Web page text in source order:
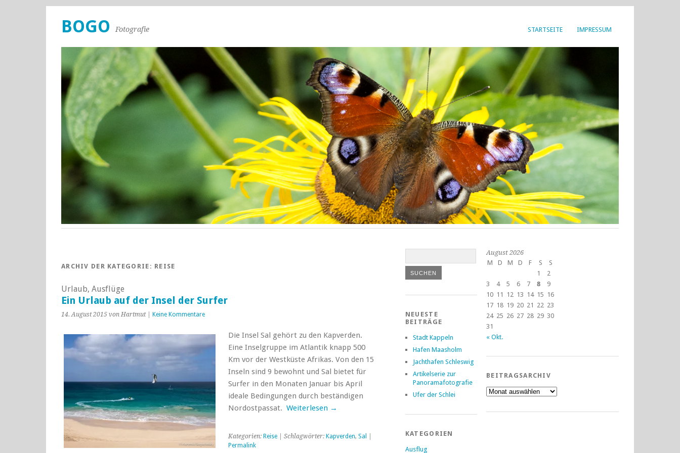
STARTSEITE IMPRESSUM
BOGO Fotografie
ARCHIV DER KATEGORIE: REISE
Urlaub, Ausflüge
Ein Urlaub auf der Insel der Surfer
14. August 2015 von Hartmut | Keine Kommentare
Die Insel Sal gehört zu den Kapverden.
Eine Inselgruppe im Atlantik knapp 500
Km vor der Westküste Afrikas. Von den 15
Inseln sind 9 bewohnt und Sal bietet für
Surfer in den Monaten Januar bis April
ideale Bedingungen durch beständigen
Nordostpassat. Weiterlesen →
Kategorien: Reise | Schlagwörter: Kapverden, Sal
Permalink
NEUESTE
BEITRÄGE
Stadt Kappeln
Hafen Maasholm
Jachthafen Schleswig
Artikelserie zur
Panoramafotografie
Ufer der Schlei
KATEGORIEN
Ausflug
August 2026
M
D M D F S
S
1
2
3
4 5 6 7 8
9
10 11 12 13 14 15 16
17 18 19 20 21 22 23
24 25 26 27 28 29 30
31
« Okt.
BEITRAGSARCHIV
Beitragsarchiv